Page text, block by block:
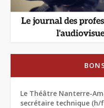
Le Théâtre Nanterre-
secrétaire technique (h/